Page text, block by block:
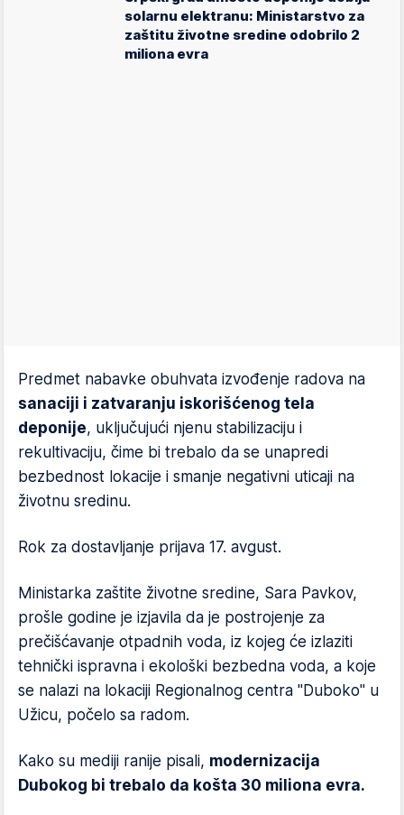
solarnu elektranu: Ministarstvo za
zaštitu životne sredine odobrilo 2
miliona evra
Predmet nabavke obuhvata izvođenje radova na
sanaciji i zatvaranju iskorišćenog tela
deponije, uključujući njenu stabilizaciju i
rekultivaciju, čime bi trebalo da se unapredi
bezbednost lokacije i smanje negativni uticaji na
životnu sredinu.
Rok za dostavljanje prijava 17. avgust.
Ministarka zaštite životne sredine, Sara Pavkov,
prošle godine je izjavila da je postrojenje za
prečišćavanje otpadnih voda, iz kojeg će izlaziti
tehnički ispravna i ekološki bezbedna voda, a koje
se nalazi na lokaciji Regionalnog centra "Duboko" u
Užicu, počelo sa radom.
Kako su mediji ranije pisali, modernizacija
Dubokog bi trebalo da košta 30 miliona evra.